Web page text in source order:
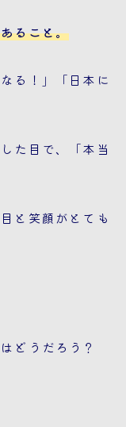
ること。
る！」「日本に
た目で、「本当
と笑顔がとても
どうだろう？